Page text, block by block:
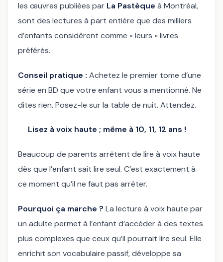
les œuvres publiées par La Pastèque à Montréal,
sont des lectures à part entière que des milliers
d’enfants considèrent comme « leurs » livres
préférés.
Conseil pratique : Achetez le premier tome d’une
série en BD que votre enfant vous a mentionné. Ne
dites rien. Posez-le sur la table de nuit. Attendez.
Lisez à voix haute ; même à 10, 11, 12 ans !
Beaucoup de parents arrêtent de lire à voix haute
dès que l’enfant sait lire seul. C’est exactement à
ce moment qu’il ne faut pas arrêter.
Pourquoi ça marche ? La lecture à voix haute par
un adulte permet à l’enfant d’accéder à des textes
plus complexes que ceux qu’il pourrait lire seul. Elle
enrichit son vocabulaire passif, développe sa